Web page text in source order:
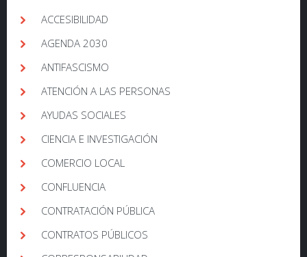
ACCESIBILIDAD
AGENDA 2030
ANTIFASCISMO
ATENCIÓN A LAS PERSONAS
AYUDAS SOCIALES
CIENCIA E INVESTIGACIÓN
COMERCIO LOCAL
CONFLUENCIA
CONTRATACIÓN PÚBLICA
CONTRATOS PÚBLICOS